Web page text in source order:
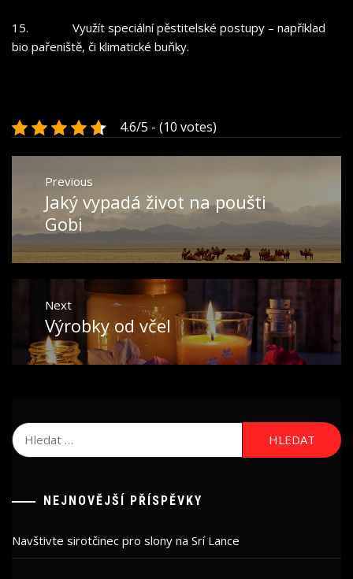
15.
Využít speciální pěstitelské postupy – například
bio pařeniště, či klimatické buňky.
4.6/5 - (10 votes)
příspěvek
Previous
Previous
post:
Jaký vypadá život na poušti
Gobi
Next
Next
post:
Výrobky od včel
Vyhledávání
NEJNOVĚJŠÍ PŘÍSPĚVKY
Navštivte sirotčinec pro slony na Srí Lance